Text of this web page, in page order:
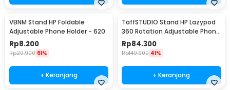
VBNM Stand HP Foldable
Adjustable Phone Holder - 620
Rp8.200
Rp20.900 61%
+ Keranjang
TaffSTUDIO Stand HP Lazypod
360 Rotation Adjustable Phone
Holder - GH027
Rp84.300
Rp140.900 41%
+ Keranjang